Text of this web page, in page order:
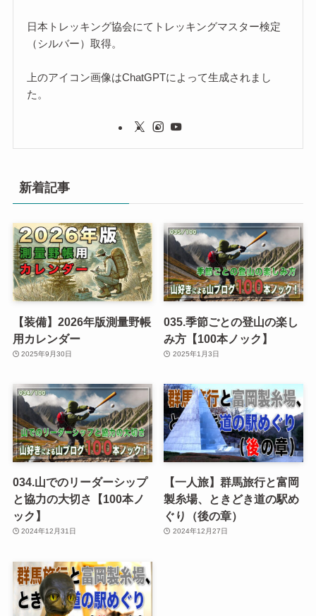
日本トレッキング協会にてトレッキングマスター検定
（シルバー）取得。
上のアイコン画像はChatGPTによって生成されまし
た。
新着記事
【装備】2026年版測量野帳
用カレンダー
2025年9月30日
035.季節ごとの登山の楽し
み方【100本ノック】
2025年1月3日
034.山でのリーダーシップ
と協力の大切さ【100本ノ
ック】
2024年12月31日
【一人旅】群馬旅行と富岡
製糸場、ときどき道の駅め
ぐり（後の章）
2024年12月27日